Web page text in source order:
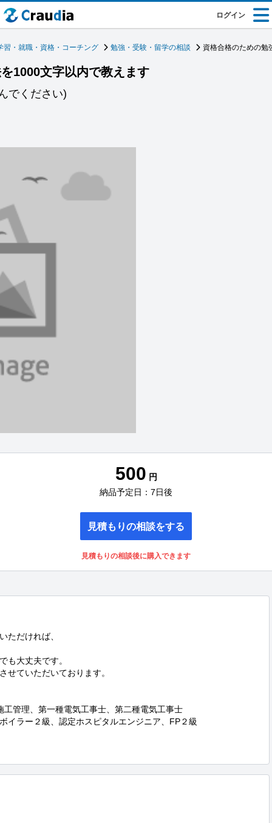
ログイン
習・就職・資格・コーチング 勉強・受験・留学の相談 資格合格のための勉
1000文字以内で教えます
でください)
500 円
納品予定日：7日後
見積もりの相談をする
見積もりの相談後に購入できます
ただければ、
も大丈夫です。
ていただいております。
管理、第一種電気工事士、第二種電気工事士
イラー２級、認定ホスピタルエンジニア、FP２級